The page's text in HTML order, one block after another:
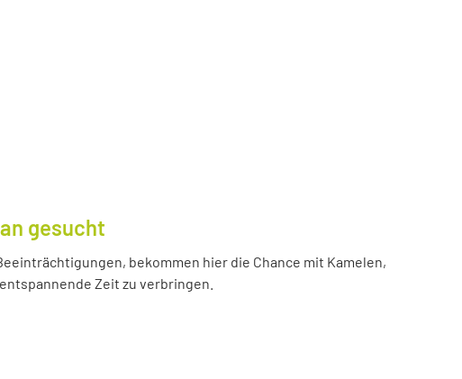
gesucht
bekommen hier die Chance mit Kamelen,
Zeit zu verbringen.